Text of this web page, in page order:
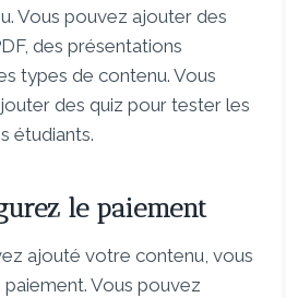
Vous pouvez ajouter des
des présentations
types de contenu. Vous
des quiz pour tester les
étudiants.
le paiement
ajouté votre contenu, vous
Vous pouvez